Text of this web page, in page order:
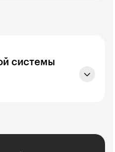
системы